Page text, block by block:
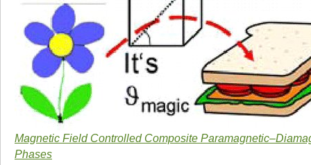
Magnetic Field Controlled Composite
Phases